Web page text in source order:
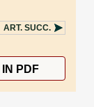
ART. SUCC.
PDF